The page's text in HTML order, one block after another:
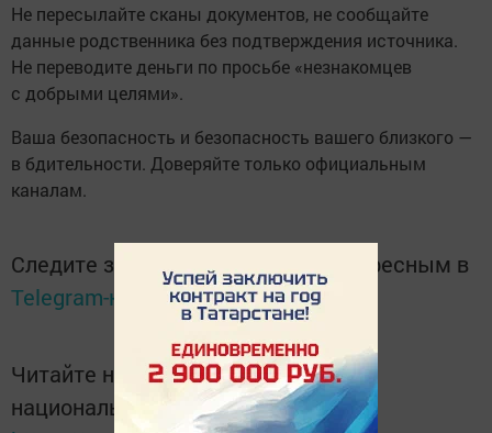
Не пересылайте сканы документов, не сообщайте
данные родственника без подтверждения источника.
Не переводите деньги по просьбе «незнакомцев
с добрыми целями».
Ваша безопасность и безопасность вашего близкого —
в бдительности. Доверяйте только официальным
каналам.
Следите за самым важным и интересным в
Telegram-каналеТатмедиа
Читайте новости Татарстана в
национальном мессенджере MАХ: